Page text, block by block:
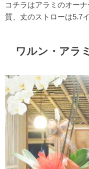
コチラはアラミのオー
質、丈のストローは5.7
ワルン・アラ